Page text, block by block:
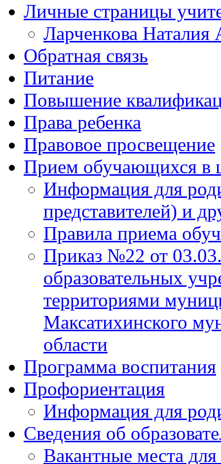
Личные страницы
Ларченкова Наталия
Обратная связь
Питание
Повышение
Права ребенка
Правовое просвещение
Прием обучающихся в
Информация для
представителей) и
Правила приема
Приказ №22 от
образовательных
территориями
Максатихинского
области
Программа воспитания
Профориентация
Информация для
Сведения об
Вакантные места